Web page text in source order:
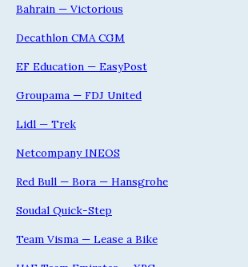
Bahrain — Victorious
Decathlon CMA CGM
EF Education — EasyPost
Groupama — FDJ United
Lidl — Trek
Netcompany INEOS
Red Bull — Bora — Hansgrohe
Soudal Quick-Step
Team Visma — Lease a Bike